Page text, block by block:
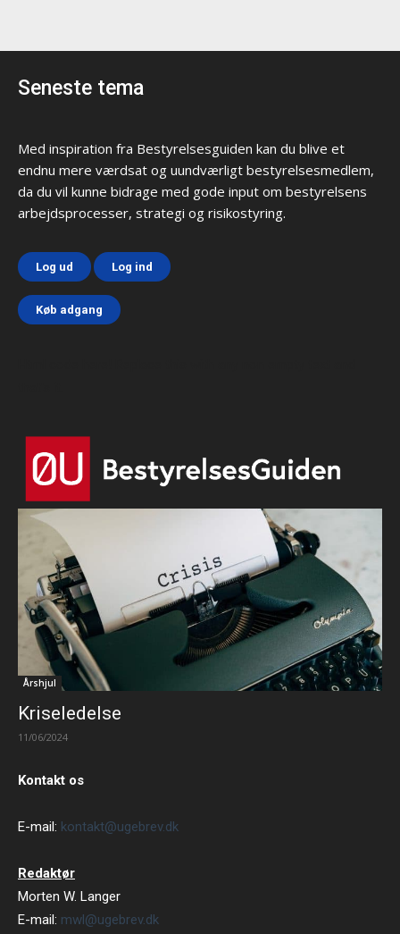
Seneste tema
Med inspiration fra Bestyrelsesguiden kan du blive et
endnu mere værdsat og uundværligt bestyrelsesmedlem,
da du vil kunne bidrage med gode input om bestyrelsens
arbejdsprocesser, strategi og risikostyring.
Log ud Log ind
Køb adgang
Årshjul
Kriseledelse
11/06/2024
Kontakt os
E-mail: kontakt@ugebrev.dk
Redaktør
Morten W. Langer
E-mail: mwl@ugebrev.dk